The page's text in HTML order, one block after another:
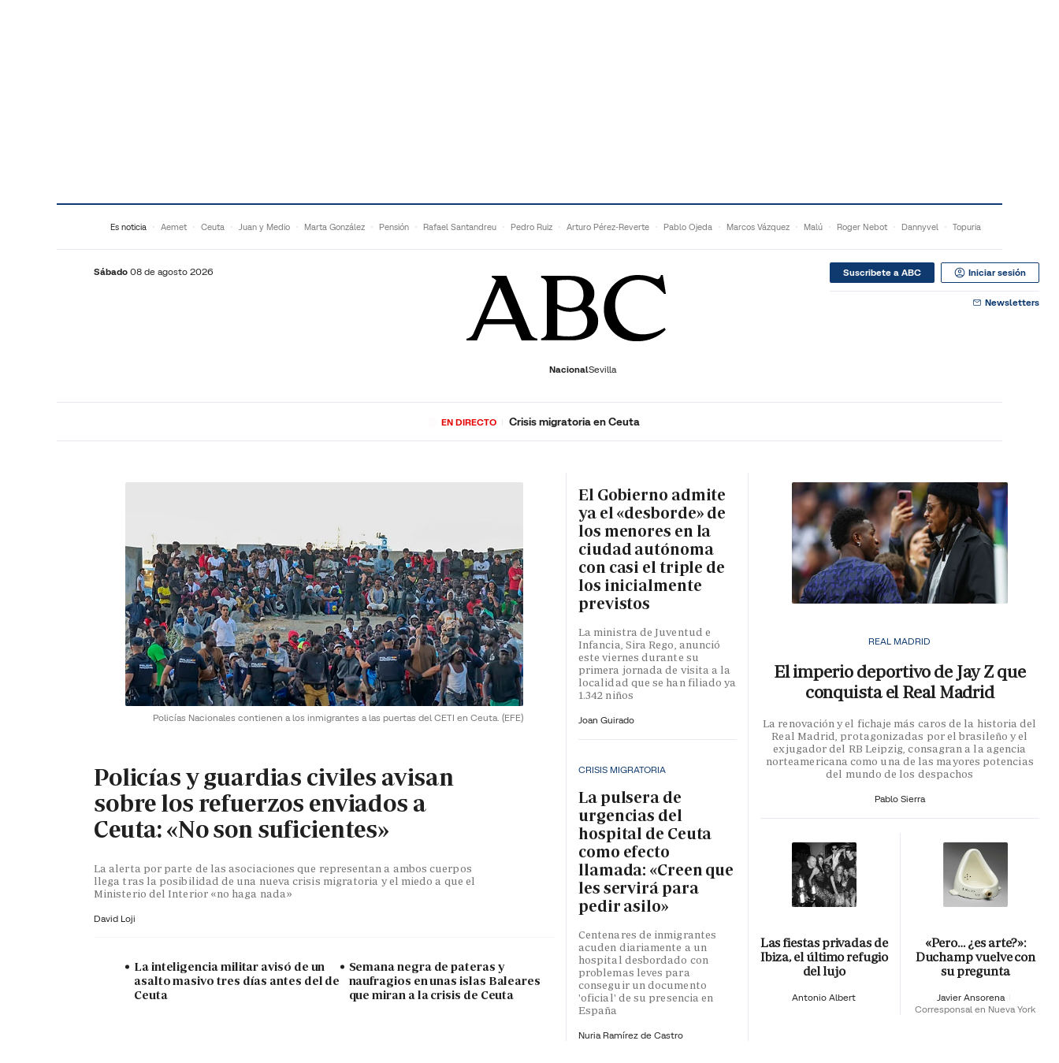
Es noticia Aemet Ceuta Juan y Medio Marta González Pensión Rafael Santandreu Pedro Ruiz Arturo Pérez-Reverte Pablo Ojeda Marcos Vázquez Malú Roger Nebot Dannyvel Topuria
Sábado 08 de agosto 2026
NacionalSevilla
Suscribete a ABC Iniciar sesión
Newsletters
ECONOMÍADEPORTES SOCIEDADCULTURAGENTEPLAY
EN DIRECTO Crisis migratoria en Ceuta
Policías Nacionales contienen a los inmigrantes a las puertas del CETI en Ceuta. (EFE)
Policías y guardias civiles avisan
sobre los refuerzos enviados a
Ceuta: «No son suficientes»
La alerta por parte de las asociaciones que representan a ambos cuerpos
llega tras la posibilidad de una nueva crisis migratoria y el miedo a que el
Ministerio del Interior «no haga nada»
David Loji
La inteligencia militar avisó de un
asalto masivo tres días antes del de
Ceuta
Semana negra de pateras y
naufragios en unas islas Baleares
que miran a la crisis de Ceuta
El Gobierno admite
ya el «desborde» de
los menores en la
ciudad autónoma
con casi el triple de
los inicialmente
previstos
La ministra de Juventud e
Infancia, Sira Rego, anunció
este viernes durante su
primera jornada de visita a la
localidad que se han filiado ya
1.342 niños
Joan Guirado
CRISIS MIGRATORIA
La pulsera de
urgencias del
hospital de Ceuta
como efecto
llamada: «Creen que
les servirá para
pedir asilo»
Centenares de inmigrantes
acuden diariamente a un
hospital desbordado con
problemas leves para
conseguir un documento
'oficial' de su presencia en
España
Nuria Ramírez de Castro
REAL MADRID
El imperio deportivo de Jay Z que
conquista el Real Madrid
La renovación y el fichaje más caros de la historia del
Real Madrid, protagonizadas por el brasileño y el
exjugador del RB Leipzig, consagran a la agencia
norteamericana como una de las mayores potencias
del mundo de los despachos
Pablo Sierra
Las fiestas privadas de
Ibiza, el último refugio
del lujo
Antonio Albert
«Pero… ¿es arte?»:
Duchamp vuelve con
su pregunta
Javier Ansorena
Corresponsal en Nueva York